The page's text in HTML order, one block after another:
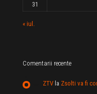
31
« iul.
Comentarii recente
ZTV la Zsolti va fi